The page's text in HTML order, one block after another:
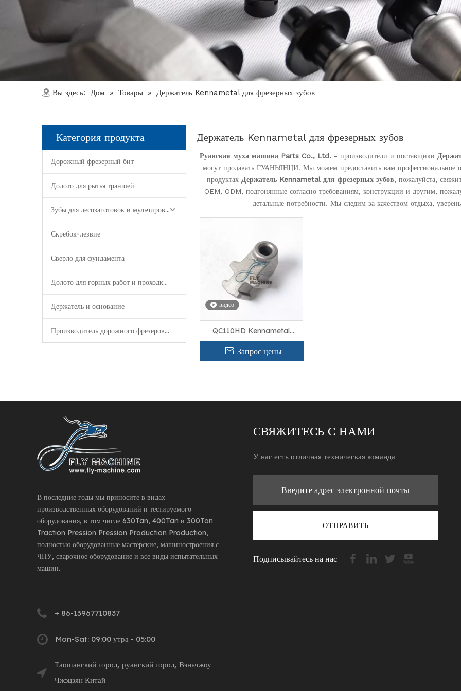
Вы здесь: Дом » Товары » Держатель Kennametal для фрезерных зубов
Категория продукта
Дорожный фрезерный бит
Долото для рытья траншей
Зубы для лесозаготовок и мульчирования
Скребок-лезвие
Сверло для фундамента
Долото для горных работ и проходки туннелей
Держатель и основание
Производитель дорожного фрезерования
Держатель Kennametal для фрезерных зубов
Руанская муха машина Parts Co., Ltd. - производители и поставщики
могут продавать ГУАНЬЯНЦИ. Мы можем предоставить вам профессиональное
продуктах Держатель Kennametal для фрезерных зубов, пожалуйста,
OEM, ODM, подгонянные согласно требованиям, конструкции и другим,
детальные потребности. Мы следим за качеством отдыха,
видео
QC110HD Kennametal
Быстросменный держатель бит
для зубьев фрезерования
асфальта
Запрос цены
В последние годы мы приносите в видах
производственных оборудований и тестируемого
оборудования, в том числе 630Tan, 400Tan и 300Ton
Traction Pression Pression Production Production,
полностью оборудованные мастерские, машиностроения с
ЧПУ, сварочное оборудование и все виды испытательных
машин.
+ 86-13967710837
Mon-Sat: 09:00 утра - 05:00
Таошанский город, руанский город, Вэньчжоу
Чжэцзян Китай
СВЯЖИТЕСЬ С НАМИ
У нас есть отличная техническая команда
ОТПРАВИТЬ
Подписывайтесь на нас